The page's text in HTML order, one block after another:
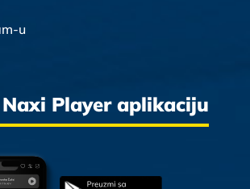
u
Player aplikaciju